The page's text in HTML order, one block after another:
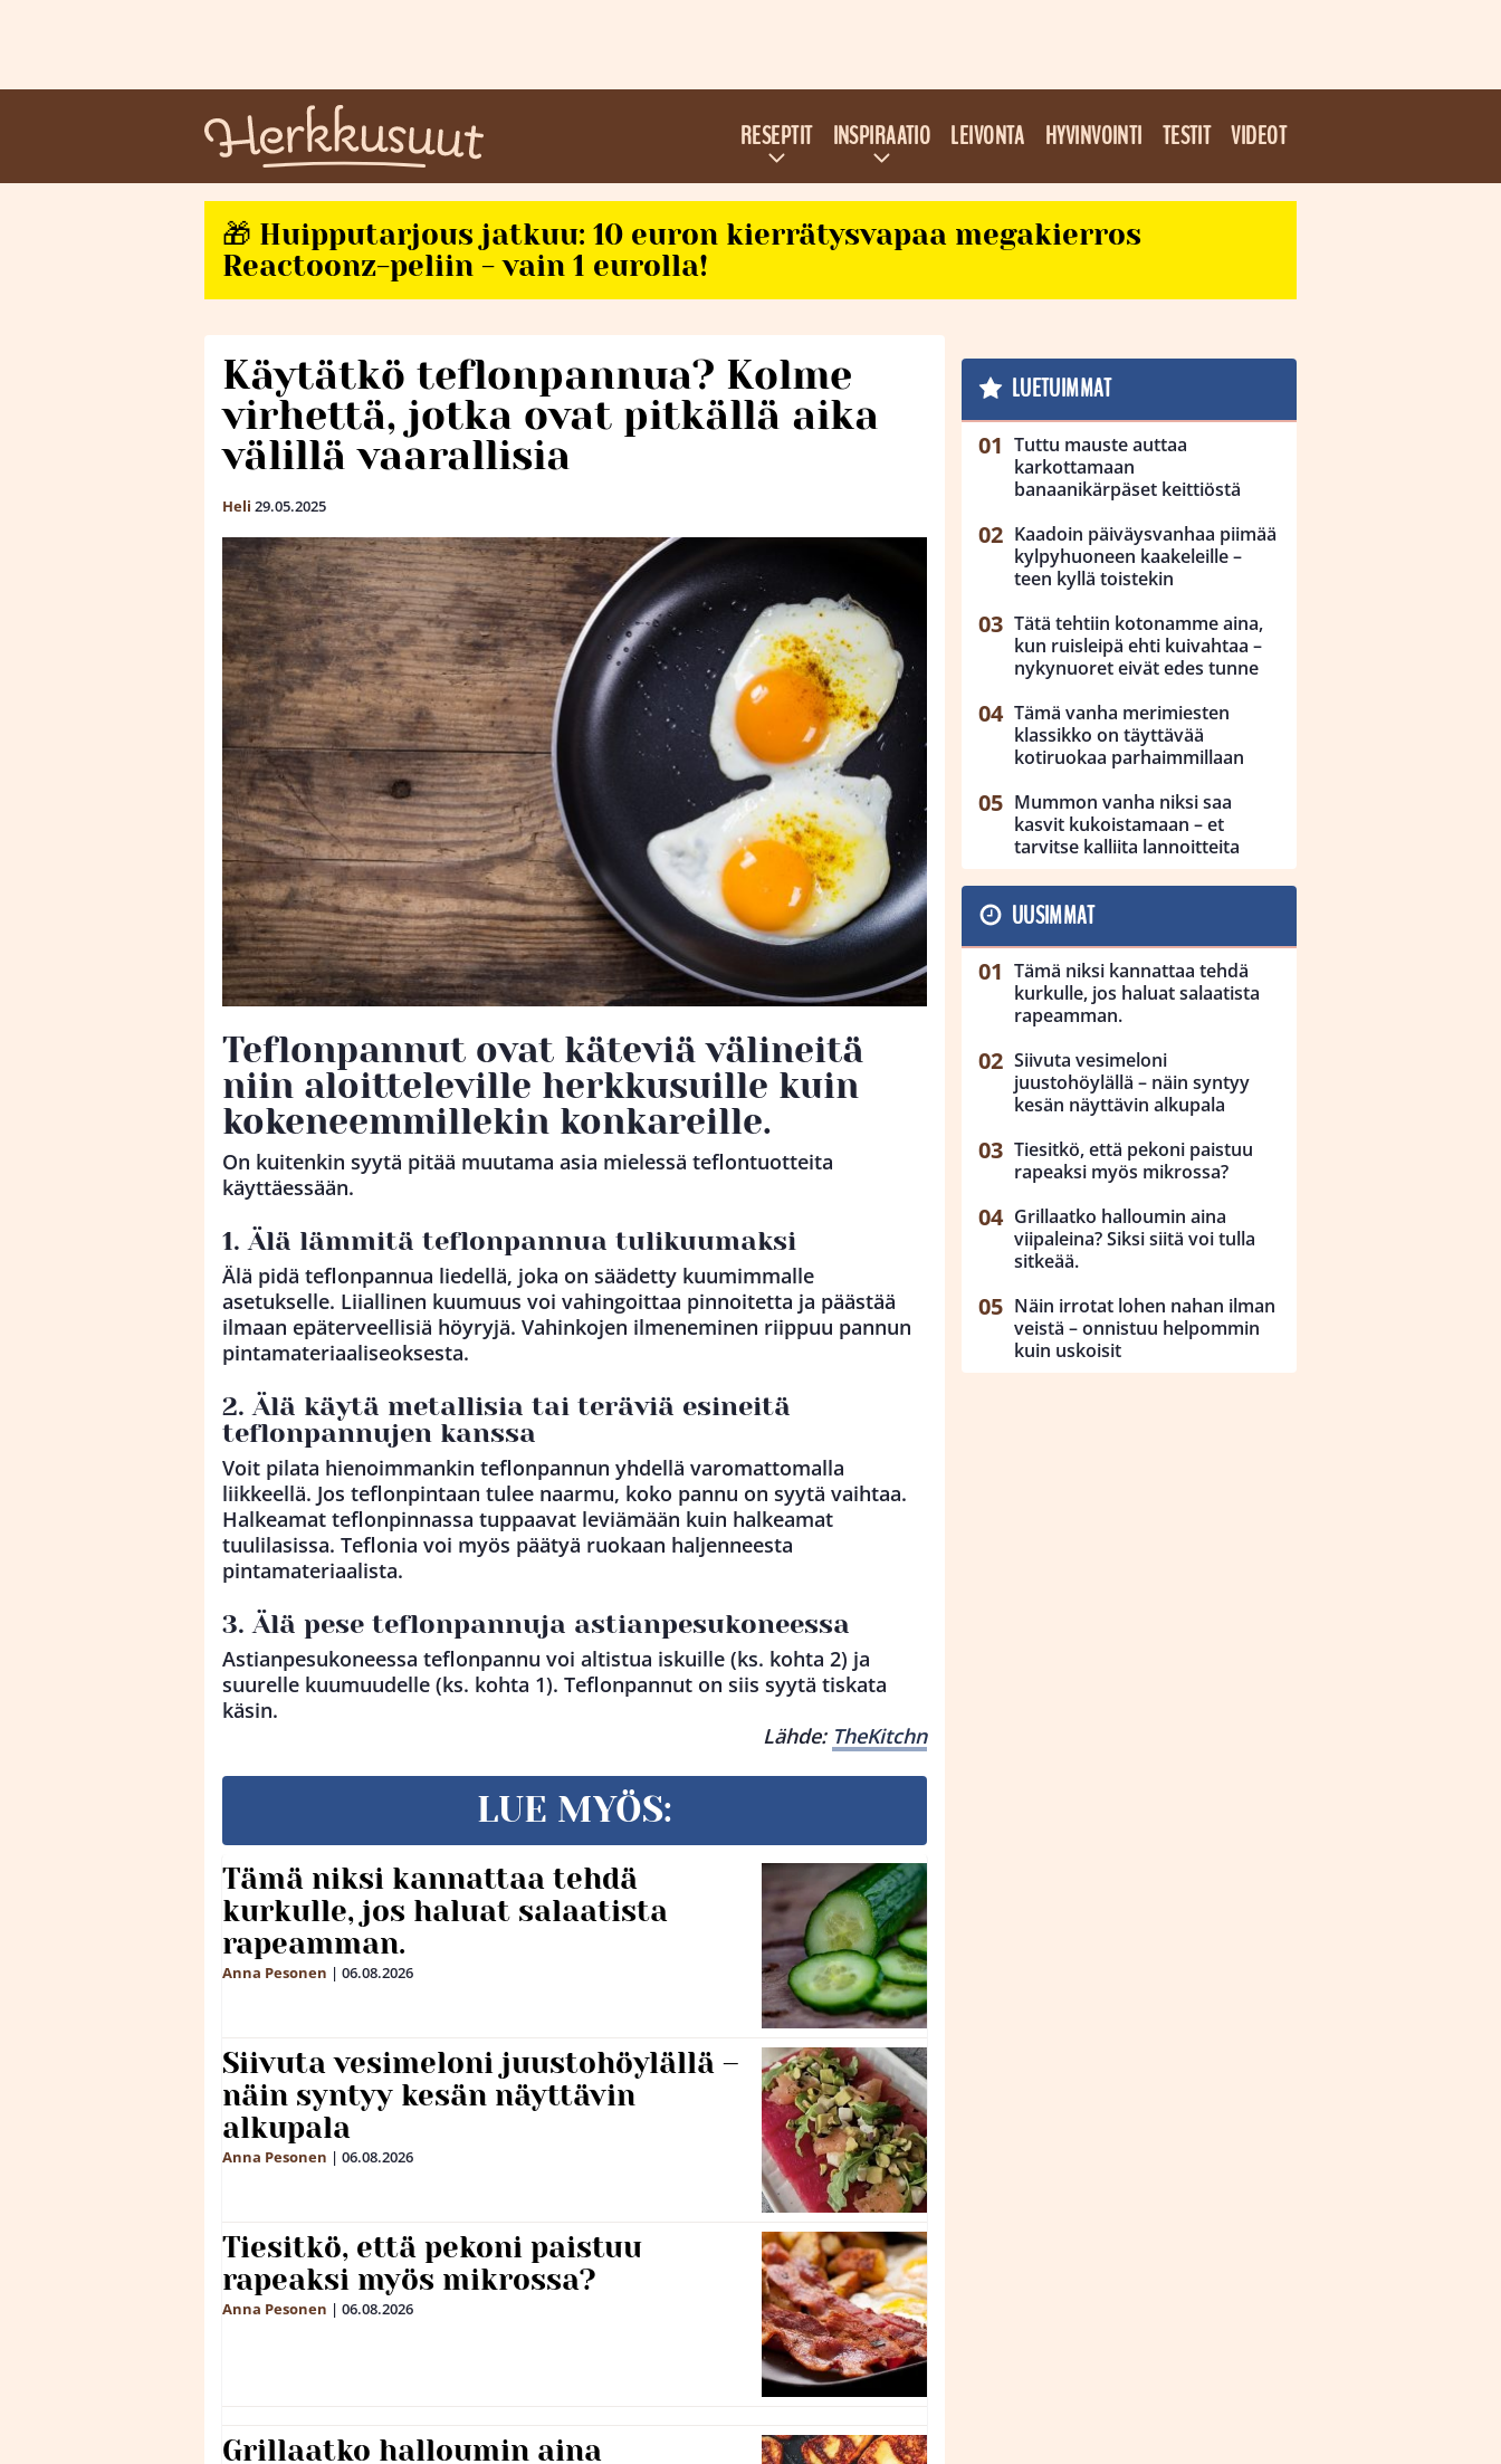
RESEPTIT INSPIRAATIO LEIVONTA HYVINVOINTI TESTIT VIDEOT
🎁 Huipputarjous jatkuu: 10 euron kierrätysvapaa megakierros
Reactoonz-peliin - vain 1 eurolla!
Käytätkö teflonpannua? Kolme
virhettä, jotka ovat pitkällä aika
välillä vaarallisia
Heli 29.05.2025
Teflonpannut ovat käteviä välineitä
niin aloitteleville herkkusuille kuin
kokeneemmillekin konkareille.
On kuitenkin syytä pitää muutama asia mielessä teflontuotteita
käyttäessään.
1. Älä lämmitä teflonpannua tulikuumaksi
Älä pidä teflonpannua liedellä, joka on säädetty kuumimmalle
asetukselle. Liiallinen kuumuus voi vahingoittaa pinnoitetta ja päästää
ilmaan epäterveellisiä höyryjä. Vahinkojen ilmeneminen riippuu pannun
pintamateriaaliseoksesta.
2. Älä käytä metallisia tai teräviä esineitä
teflonpannujen kanssa
Voit pilata hienoimmankin teflonpannun yhdellä varomattomalla
liikkeellä. Jos teflonpintaan tulee naarmu, koko pannu on syytä vaihtaa.
Halkeamat teflonpinnassa tuppaavat leviämään kuin halkeamat
tuulilasissa. Teflonia voi myös päätyä ruokaan haljenneesta
pintamateriaalista.
3. Älä pese teflonpannuja astianpesukoneessa
Astianpesukoneessa teflonpannu voi altistua iskuille (ks. kohta 2) ja
suurelle kuumuudelle (ks. kohta 1). Teflonpannut on siis syytä tiskata
käsin.
Lähde: TheKitchn
LUE MYÖS:
Tämä niksi kannattaa tehdä
kurkulle, jos haluat salaatista
rapeamman.
Anna Pesonen | 06.08.2026
Siivuta vesimeloni juustohöylällä –
näin syntyy kesän näyttävin
alkupala
Anna Pesonen | 06.08.2026
Tiesitkö, että pekoni paistuu
rapeaksi myös mikrossa?
Anna Pesonen | 06.08.2026
Grillaatko halloumin aina
LUETUIMMAT
Tuttu mauste auttaa
karkottamaan
banaanikärpäset keittiöstä
Kaadoin päiväysvanhaa piimää
kylpyhuoneen kaakeleille –
teen kyllä toistekin
Tätä tehtiin kotonamme aina,
kun ruisleipä ehti kuivahtaa –
nykynuoret eivät edes tunne
Tämä vanha merimiesten
klassikko on täyttävää
kotiruokaa parhaimmillaan
Mummon vanha niksi saa
kasvit kukoistamaan – et
tarvitse kalliita lannoitteita
UUSIMMAT
Tämä niksi kannattaa tehdä
kurkulle, jos haluat salaatista
rapeamman.
Siivuta vesimeloni
juustohöylällä – näin syntyy
kesän näyttävin alkupala
Tiesitkö, että pekoni paistuu
rapeaksi myös mikrossa?
Grillaatko halloumin aina
viipaleina? Siksi siitä voi tulla
sitkeää.
Näin irrotat lohen nahan ilman
veistä – onnistuu helpommin
kuin uskoisit